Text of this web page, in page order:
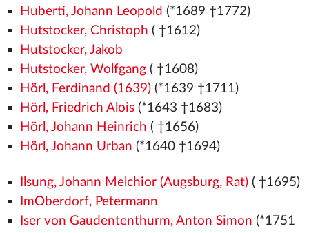
Huberti, Johann Leopold (*1689 †1772)
Hutstocker, Christoph ( †1612)
Hutstocker, Jakob
Hutstocker, Wolfgang( †1608)
Hörl, Ferdinand (1639)(*1639 †1711)
Hörl, Friedrich Alois(*1643 †1683)
Hörl, Johann Heinrich ( †1656)
Hörl, Johann Urban (*1640 †1694)
Ilsung, Johann Melchior (Augsburg, Rat)( †1695)
ImOberdorf, Petermann
Iser von Gaudententhurm, Anton Simon (*1751